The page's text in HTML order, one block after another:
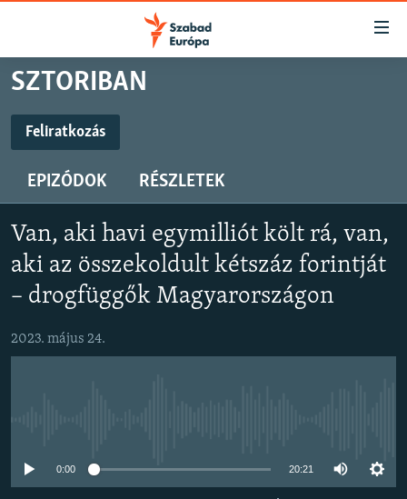
Akadálymentes
Ugrás
fő
oldalra
tartalomjegyzékre
Ugrás
keresésre
AKTUÁLIS
ELEMZŐ
NER15
SZABADON
DEMOKRÁCIA
KLÍMAVÁLTOZÁS
SZTORIBAN
Feliratkozás
Feliratkozás
EPIZÓDOK RÉSZLETEK
Van, aki havi egymilliót költ rá, van,
aki az összekoldult kétszáz forintját
– drogfüggők Magyarországon
2023. május 24.
0:00 20:21